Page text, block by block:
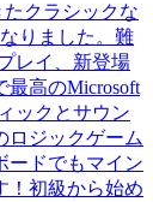
クラシックな
りました。難
レイ、新登場
高のMicrosoft
ックとサウン
ロジックゲーム
ードでもマイン
！初級から始め